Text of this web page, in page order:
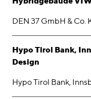
DEN 37 GmbH & Co.
Hypo Tirol Bank,
Design
Hypo Tirol Bank,